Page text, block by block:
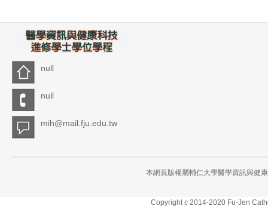
null
null
mih@mail.fju.edu.tw
本網頁版權屬輔仁大學醫學資訊與健
Copyright c 2014-2020 Fu-Jen